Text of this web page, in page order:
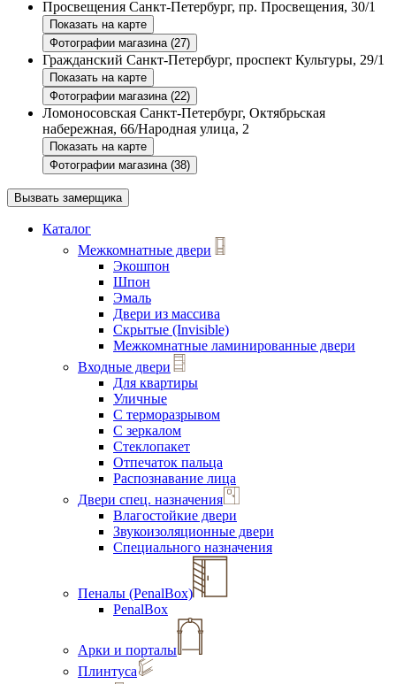
Просвещения Санкт-Петербург, пр. Просвещения, 30/1
Показать на карте
Фотографии магазина (27)
Гражданский Санкт-Петербург, проспект Культуры, 29/1
Показать на карте
Фотографии магазина (22)
Ломоносовская Санкт-Петербург, Октябрьская
набережная, 66/Народная улица, 2
Показать на карте
Фотографии магазина (38)
Вызвать замерщика
Каталог
Межкомнатные двери
Экошпон
Шпон
Эмаль
Двери из массива
Скрытые (Invisible)
Межкомнатные ламинированные двери
Входные двери
Для квартиры
Уличные
С терморазрывом
С зеркалом
Стеклопакет
Отпечаток пальца
Распознавание лица
Двери спец. назначения
Влагостойкие двери
Звукоизоляционные двери
Специального назначения
Пеналы (PenalBox)
PenalBox
Арки и порталы
Плинтуса